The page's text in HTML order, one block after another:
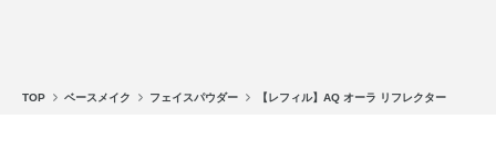
TOP ベースメイク フェイスパウダー 【レフィル】AQ オーラ リフレクター